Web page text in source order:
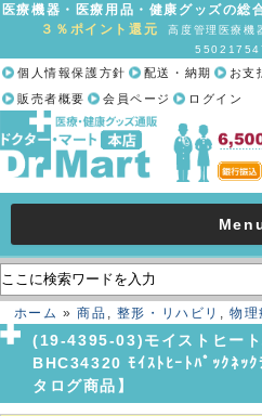
医療機器・医療用品・健康グッズの
３％ポイント還元
高度管理医療機
個人情報保護方針 配送・納期 お支
販売者概要
会員ページ ログイン
ホーム »商品 , 整形・リハビリ ,物理
03)モイストヒートパックネックラッ
ﾌﾟ【1
(19-4395-03)モイストヒー
BHC34320 ﾓｲｽﾄﾋｰﾄﾊﾟｯｸﾈｯ
タログ商品】